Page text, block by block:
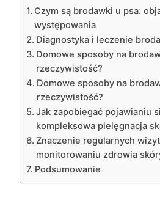
Czym są brodawki u psa:
występowania
Diagnostyka i leczenie
Domowe sposoby na
rzeczywistość?
Domowe sposoby na
rzeczywistość?
Jak zapobiegać pojawianiu
kompleksowa pielęgnacja
Znaczenie regularnych
monitorowaniu zdrowia
Podsumowanie